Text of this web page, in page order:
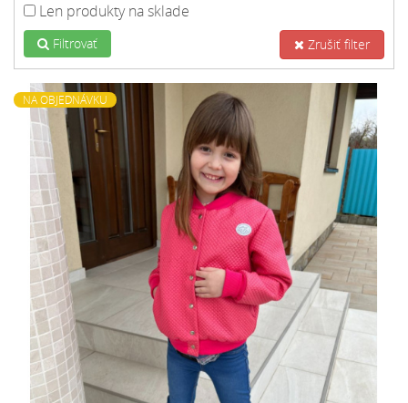
Len produkty na sklade
Filtrovať Zrušiť filter
NA OBJEDNÁVKU